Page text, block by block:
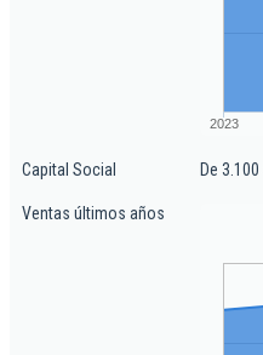
2023
Capital Social De
Ventas últimos años